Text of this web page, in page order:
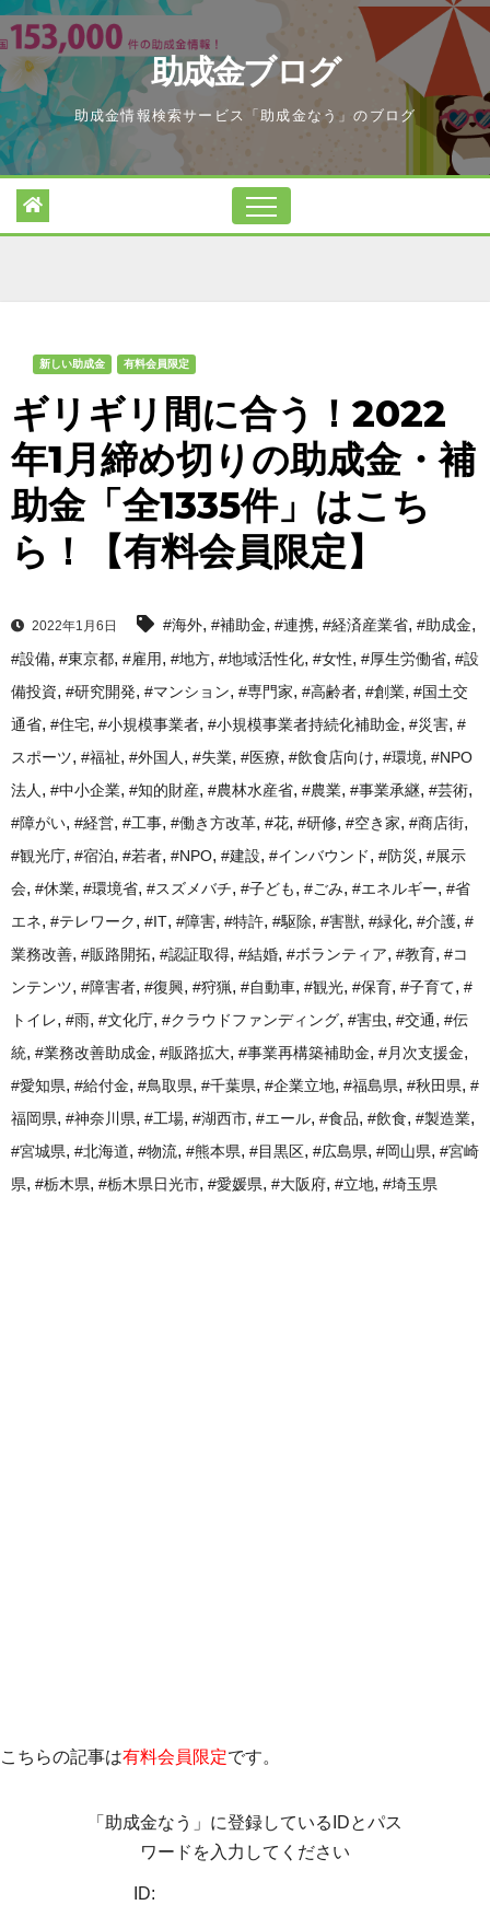
Skip
to
content
助成金ブログ
助成金情報検索サービス「助成金なう」のブログ
新しい助成金 有料会員限定
ギリギリ間に合う！2022
年1月締め切りの助成金・補
助金「全1335件」はこち
ら！【有料会員限定】
2022年1月6日 #海外, #補助金, #連携, #経済産業省, #助成金,
#設備, #東京都, #雇用, #地方, #地域活性化, #女性, #厚生労働省, #設
備投資, #研究開発, #マンション, #専門家, #高齢者, #創業, #国土交
通省, #住宅, #小規模事業者, #小規模事業者持続化補助金, #災害, #
スポーツ, #福祉, #外国人, #失業, #医療, #飲食店向け, #環境, #NPO
法人, #中小企業, #知的財産, #農林水産省, #農業, #事業承継, #芸術,
#障がい, #経営, #工事, #働き方改革, #花, #研修, #空き家, #商店街,
#観光庁, #宿泊, #若者, #NPO, #建設, #インバウンド, #防災, #展示
会, #休業, #環境省, #スズメバチ, #子ども, #ごみ, #エネルギー, #省
エネ, #テレワーク, #IT, #障害, #特許, #駆除, #害獣, #緑化, #介護, #
業務改善, #販路開拓, #認証取得, #結婚, #ボランティア, #教育, #コ
ンテンツ, #障害者, #復興, #狩猟, #自動車, #観光, #保育, #子育て, #
トイレ, #雨, #文化庁, #クラウドファンディング, #害虫, #交通, #伝
統, #業務改善助成金, #販路拡大, #事業再構築補助金, #月次支援金,
#愛知県, #給付金, #鳥取県, #千葉県, #企業立地, #福島県, #秋田県, #
福岡県, #神奈川県, #工場, #湖西市, #エール, #食品, #飲食, #製造業,
#宮城県, #北海道, #物流, #熊本県, #目黒区, #広島県, #岡山県, #宮崎
県, #栃木県, #栃木県日光市, #愛媛県, #大阪府, #立地, #埼玉県
こちらの記事は有料会員限定です。
「助成金なう」に登録しているIDとパス
ワードを入力してください
ID: